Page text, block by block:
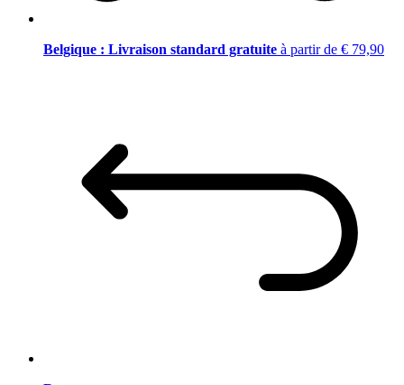
Belgique : Livraison standard gratuite à partir de € 79,90